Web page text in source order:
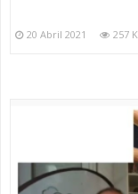
20 Abril 2021 257 K